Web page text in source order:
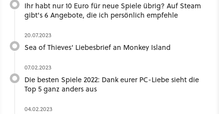
Ihr habt nur 10 Euro für neue Spiele übrig? Auf Steam
gibt's 6 Angebote, die ich persönlich empfehle
20.07.2023
Sea of Thieves‘ Liebesbrief an Monkey Island
07.02.2023
Die besten Spiele 2022: Dank eurer PC-Liebe sieht die
Top 5 ganz anders aus
04.02.2023